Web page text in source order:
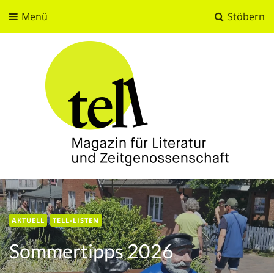
Stöbern
Menü
tell
Magazin für Literatur und Zeitgenossenschaft
AKTUELL TELL-LISTEN
Sommertipps 2026
AKTUELL TELL-LISTEN
AKTUELL
AKTUELL